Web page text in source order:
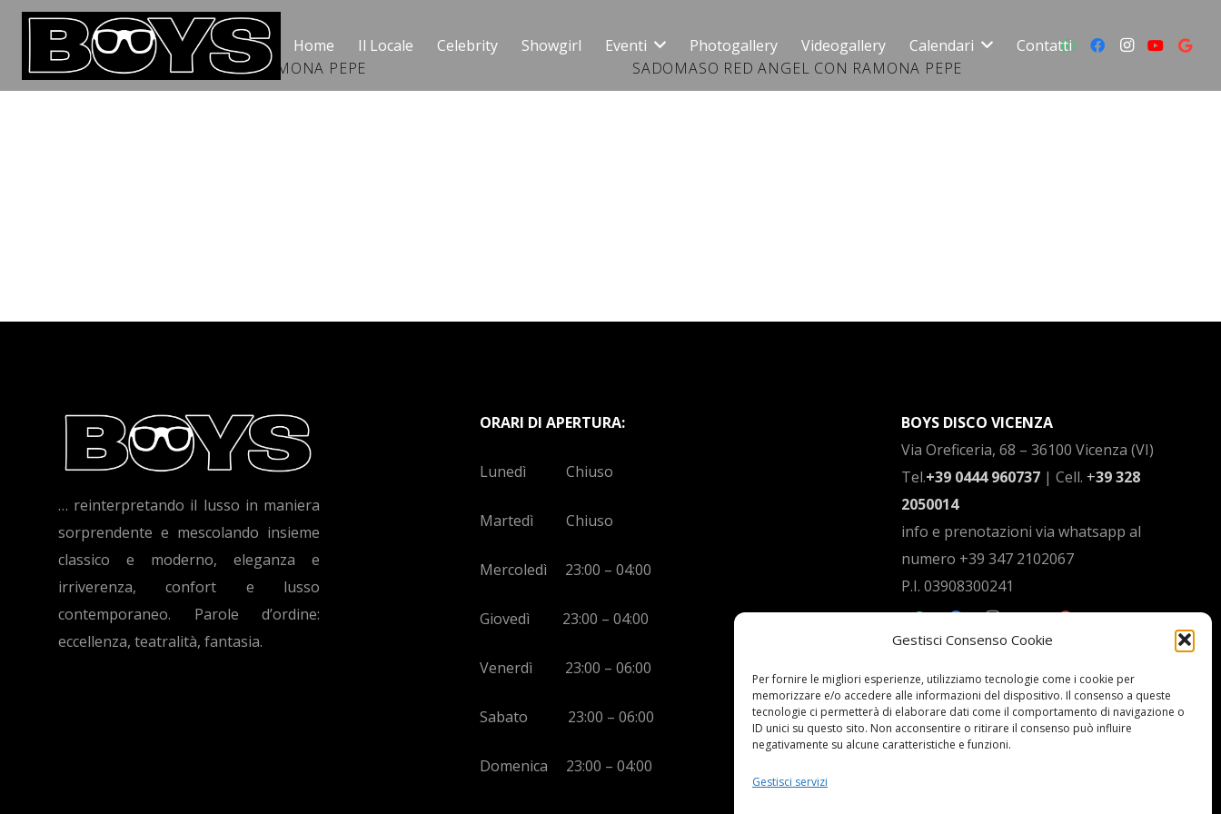
Gestisci Consenso Cookie
Per fornire le migliori esperienze, utilizziamo tecnologie come i cookie per
memorizzare e/o accedere alle informazioni del dispositivo. Il consenso a queste
tecnologie ci permetterà di elaborare dati come il comportamento di navigazione o
ID unici su questo sito. Non acconsentire o ritirare il consenso può influire
negativamente su alcune caratteristiche e funzioni.
Gestisci servizi
Home Il Locale Celebrity Showgirl Eventi Photogallery Videogallery Calendari
Contatti
SADOMASO RED ANGEL CON RAMONA PEPE
SADOMASO RED ANGEL CON RAMONA PEPE
… reinterpretando il lusso in maniera
sorprendente e mescolando insieme
classico e moderno, eleganza e
irriverenza, confort e lusso
contemporaneo. Parole d’ordine:
eccellenza, teatralità, fantasia.
ORARI DI APERTURA:
Lunedì Chiuso
Martedì Chiuso
Mercoledì 23:00 – 04:00
Giovedì 23:00 – 04:00
Venerdì 23:00 – 06:00
Sabato 23:00 – 06:00
Domenica 23:00 – 04:00
BOYS DISCO VICENZA
Via Oreficeria, 68 – 36100 Vicenza (VI)
Tel.+39 0444 960737 | Cell. +39 328
2050014
info e prenotazioni via whatsapp al
numero +39 347 2102067
P.I. 03908300241
Privacy Policy e informazioni Legali
Cookie policy